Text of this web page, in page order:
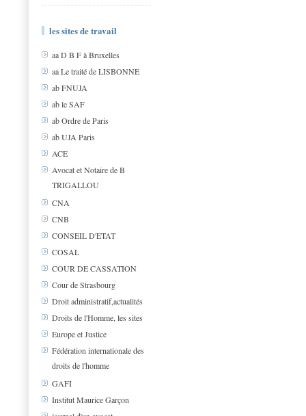
les sites de travail
aa D B F à Bruxelles
aa Le traité de LISBONNE
ab FNUJA
ab le SAF
ab Ordre de Paris
ab UJA Paris
ACE
Avocat et Notaire de B
TRIGALLOU
CNA
CNB
CONSEIL D'ETAT
COSAL
COUR DE CASSATION
Cour de Strasbourg
Droit administratif,actualités
Droits de l'Homme, les sites
Europe et Justice
Fédération internationale des
droits de l'homme
GAFI
Institut Maurice Garçon